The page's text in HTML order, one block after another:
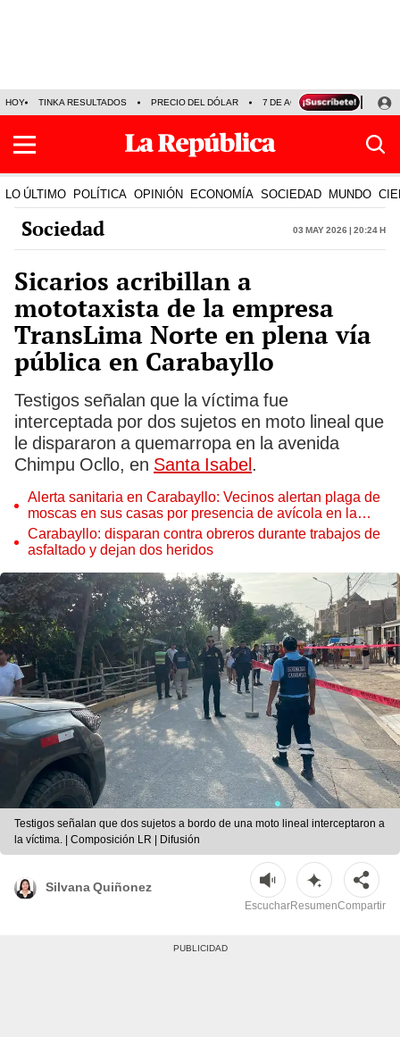
HOY TINKA RESULTADOS PRECIO DEL DÓLAR 7 DE AGOSTO OLLANTA
LO ÚLTIMO POLÍTICA OPINIÓN ECONOMÍA SOCIEDAD MUNDO
Sociedad 03 May 2026 | 20:24 h
Sicarios acribillan a
mototaxista de la empresa
TransLima Norte en plena vía
pública en Carabayllo
Testigos señalan que la víctima fue
interceptada por dos sujetos en moto lineal que
le dispararon a quemarropa en la avenida
Chimpu Ocllo, en Santa Isabel.
Alerta sanitaria en Carabayllo: Vecinos alertan plaga de
moscas en sus casas por presencia de avícola en la
zona
Carabayllo: disparan contra obreros durante trabajos de
asfaltado y dejan dos heridos
Testigos señalan que dos sujetos a bordo de una moto lineal interceptaron a
la víctima. | Composición LR | Difusión
Silvana Quiñonez
EscucharResumenCompartir